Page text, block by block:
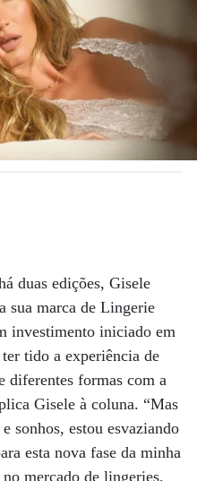
duas edições, Gisele
sua marca de Lingerie
investimento iniciado em
tido a experiência de
diferentes formas com a
Gisele à coluna. “Mas
sonhos, estou esvaziando
esta nova fase da minha
mercado de lingeries,